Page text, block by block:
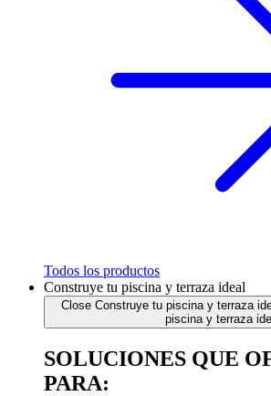
Todos los productos
Construye tu piscina y terraza ideal
Close Construye tu piscina y terraza
piscina y terraza
SOLUCIONES QUE
PARA: